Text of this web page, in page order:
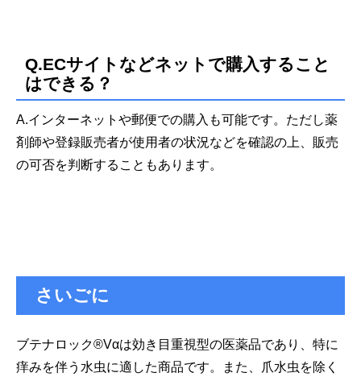
Q.ECサイトなどネットで購入すること
はできる？
A.インターネットや郵便での購入も可能です。ただし薬
剤師や登録販売者が使用者の状況などを確認の上、販売
の可否を判断することもあります。
さいごに
ブテナロック®Vαは効き目重視型の医薬品であり、特に
痒みを伴う水虫に適した商品です。また、爪水虫を除く